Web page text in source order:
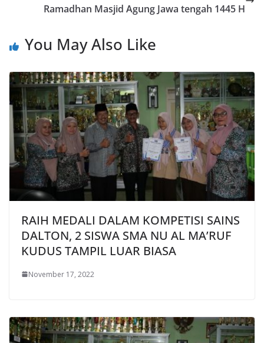
Ramadhan Masjid Agung Jawa tengah 1445 H
You May Also Like
RAIH MEDALI DALAM KOMPETISI SAINS
DALTON, 2 SISWA SMA NU AL MA’RUF
KUDUS TAMPIL LUAR BIASA
November 17, 2022